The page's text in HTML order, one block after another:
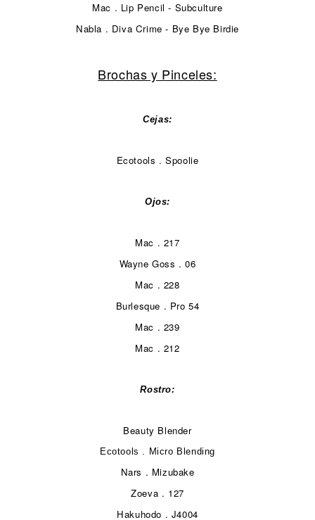
Mac . Lip Pencil - Subculture
Nabla . Diva Crime - Bye Bye Birdie
Brochas y Pinceles:
Cejas:
Ecotools . Spoolie
Ojos:
Mac . 217
Wayne Goss . 06
Mac . 228
Burlesque . Pro 54
Mac . 239
Mac . 212
Rostro:
Beauty Blender
Ecotools . Micro Blending
Nars . Mizubake
Zoeva . 127
Hakuhodo . J4004